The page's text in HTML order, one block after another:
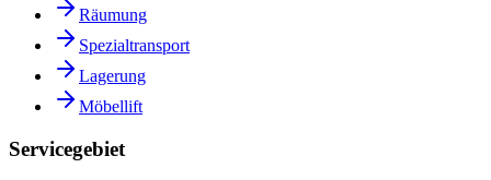
Räumung
Spezialtransport
Lagerung
Möbellift
Servicegebiet